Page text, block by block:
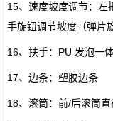
15、速度坡度调节：左
手旋钮调节坡度（弹片
16、扶手：PU 发泡一
17、边条：塑胶边条
18、滚筒：前/后滚筒